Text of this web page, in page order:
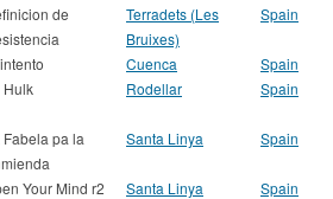
de
Terradets (Les
Bruixes)
Spain
Cuenca
Spain
Hulk Rodellar Spain
Fabela pa la
Santa Linya Spain
Your Mind r2 Santa Linya Spain